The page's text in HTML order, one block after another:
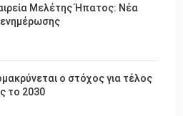
Μελέτης Ήπατος: Νέα
ο στόχος για τέλος
το 2030